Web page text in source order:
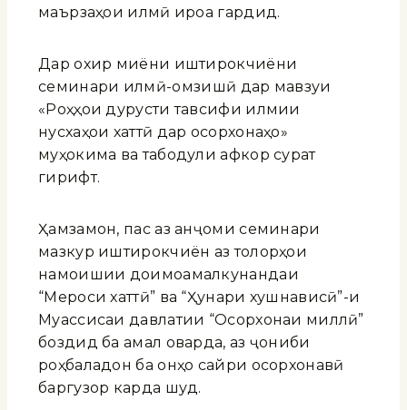
маърӯзаҳои илмӣ ироа гардид.
Дар охир миёни иштирокчиёни
семинари илмӣ-омӯзишӣ дар мавзуи
«Роҳҳои дурусти тавсифи илмии
нусхаҳои хаттӣ дар осорхонаҳо»
муҳокима ва табодули афкор сурат
гирифт.
Ҳамзамон, пас аз анҷоми семинари
мазкур иштирокчиён аз толорҳои
намоишии доимоамалкунандаи
“Мероси хаттӣ” ва “Ҳунари хушнависӣ”-и
Муассисаи давлатии “Осорхонаи миллӣ”
боздид ба амал оварда, аз ҷониби
роҳбаладон ба онҳо сайри осорхонавӣ
баргузор карда шуд.